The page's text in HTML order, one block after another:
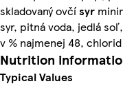
skladovaný ovčísyr
syr, pitná voda, jedlá
v % najmenej 48,
Nutrition
Typical Values